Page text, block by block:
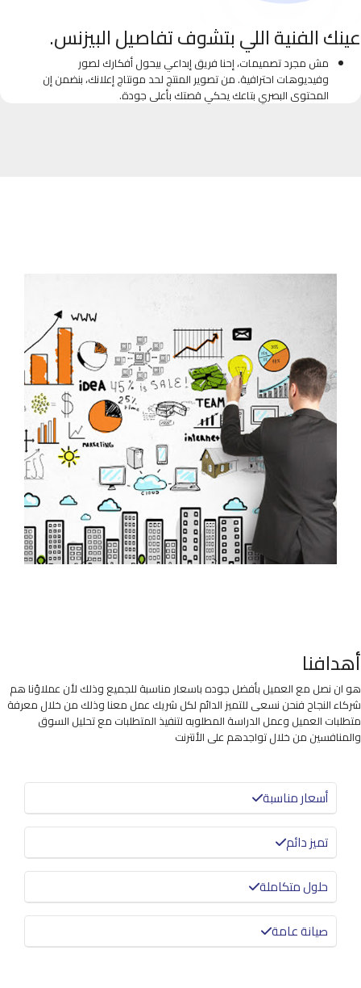
عينك الفنية اللي بتشوف تفاصيل البيزنس.
مش مجرد تصميمات، إحنا فريق إبداعي بيحول أفكارك لصور
وفيديوهات احترافية. من تصوير المنتج لحد مونتاج إعلانك، بنضمن إن
المحتوى البصري بتاعك يحكي قصتك بأعلى جودة.
أهدافنا
هو ان نصل مع العميل بأفضل جوده باسعار مناسبة للجميع وذلك لأن عملاؤنا هم
شركاء النجاح فنحن نسعى للتميز الدائم لكل شريك عمل معنا وذلك من خلال معرفة
متطلبات العميل وعمل الدراسة المطلوبه لتنفيذ المتطلبات مع تحليل السوق
والمنافسين من خلال تواجدهم على الأنترنت
أسعار مناسبة
تميز دائم
حلول متكاملة
صيانة عامة